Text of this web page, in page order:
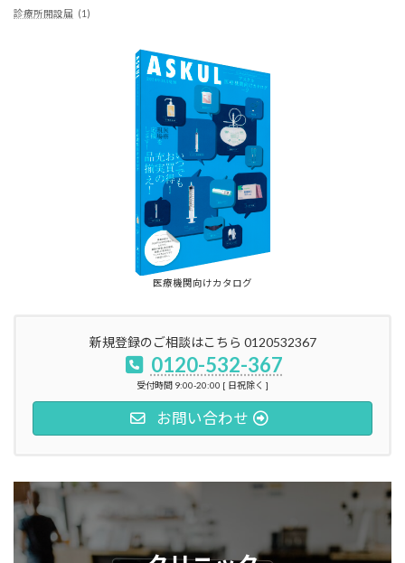
診療所開設届 (1)
医療機関向けカタログ
新規登録のご相談はこちら 0120532367
0120-532-367
受付時間 9:00-20:00 [ 日祝除く ]
お問い合わせ